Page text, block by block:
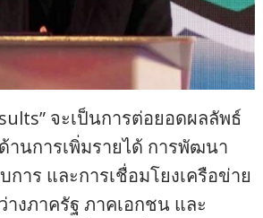
จะเป็นการต่อยอดผลลัพธ์
านการเพิ่มรายได้ การพัฒนา
าร และการเชื่อมโยงเครือข่าย
งภาครัฐ ภาคเอกชน และ